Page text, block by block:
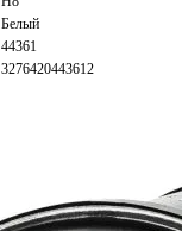
Белый
44361
3276420443612